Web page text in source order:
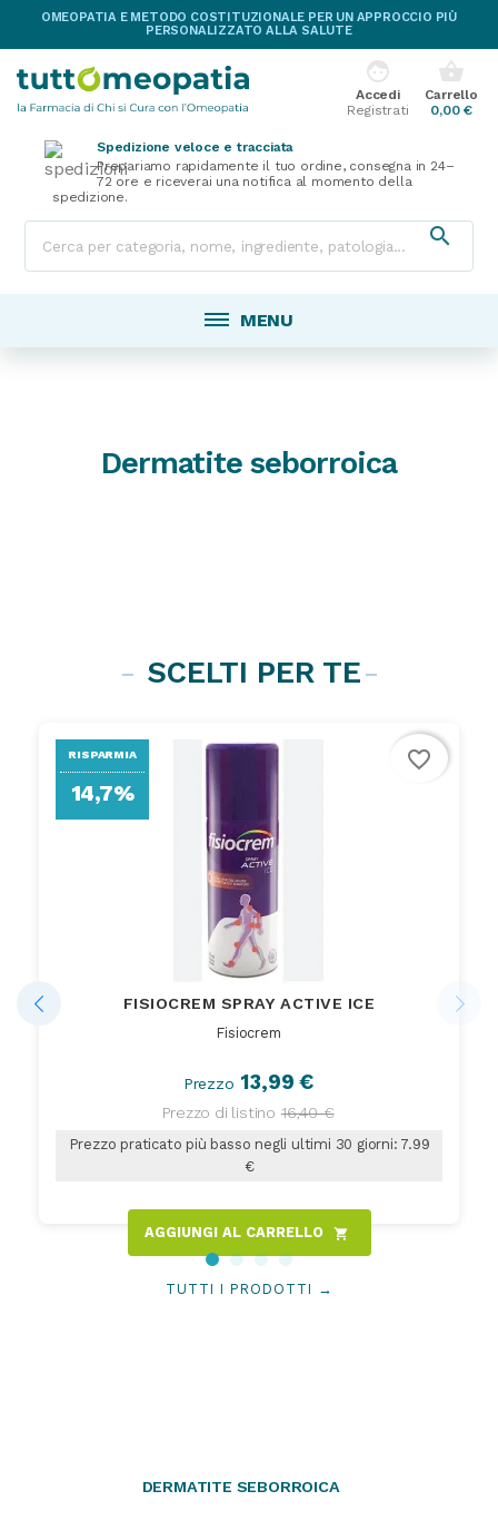
OMEOPATIA E METODO COSTITUZIONALE PER UN APPROCCIO PIÙ
PERSONALIZZATO ALLA SALUTE
shopping_basket
Carrello
0,00 €
face
Accedi
Registrati
Spedizione veloce e tracciata
Prepariamo rapidamente il tuo ordine, consegna in 24–
72 ore e riceverai una notifica al momento della
spedizione.

MENU
Dermatite seborroica
SCELTI PER TE
FISIOCREM SPRAY ACTIVE ICE
Fisiocrem
Prezzo 13,99 €
Prezzo di listino 16,40 €
Prezzo praticato più basso negli ultimi 30 giorni: 7.99
€
AGGIUNGI AL CARRELLO shopping_cart
RISPARMIA
14,7%
favorite_border
TUTTI I PRODOTTI →
DERMATITE SEBORROICA